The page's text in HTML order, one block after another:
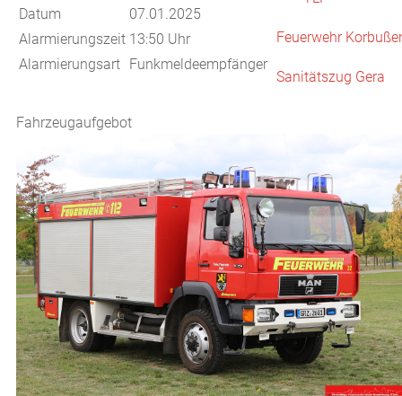
Datum
07.01.2025
Alarmierungszeit 13:50 Uhr
Alarmierungsart Funkmeldeempfänger
Feuerwehr
Sanitätszug Gera
Fahrzeugaufgebot